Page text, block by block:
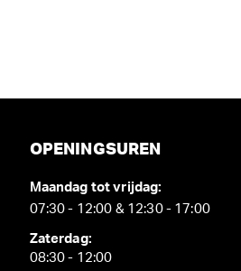
OPENINGSUREN
Maandag tot vrijdag:
07:30 - 12:00 & 12:30 - 17:00
Zaterdag:
08:30 - 12:00